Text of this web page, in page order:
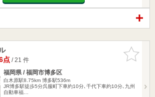
お気に入
りに追加
点/ 21 件
福岡県 / 福岡市博多区
白木原駅8.75km 博多駅536m
JR博多駅徒歩5分呉服町下車約10分､千代下車約10分､九州
自動車福…